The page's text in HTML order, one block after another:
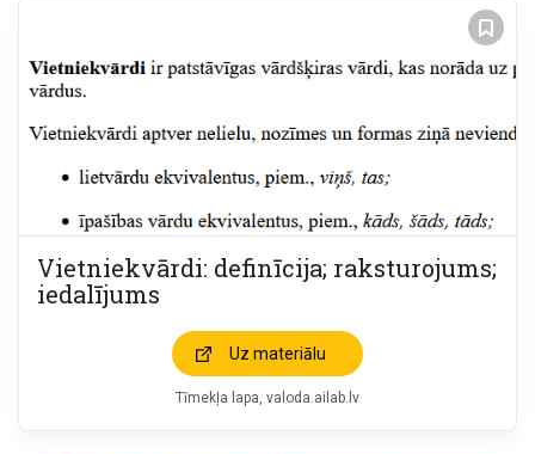
Vietniekvārdi: definīcija; raksturojums;
iedalījums
Uz materiālu
Tīmekļa lapa valoda.ailab.lv